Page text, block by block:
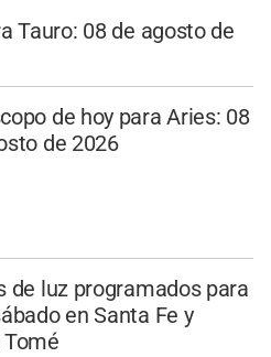
Tauro: 08 de agosto de
de hoy para Aries: 08
de 2026
de luz programados para
en Santa Fe y